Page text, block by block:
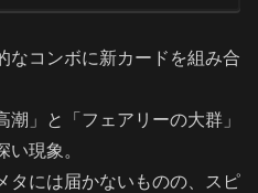
なコンボに新カードを組み合
」と「フェアリーの大群」
現象。
タには届かないものの、スピ